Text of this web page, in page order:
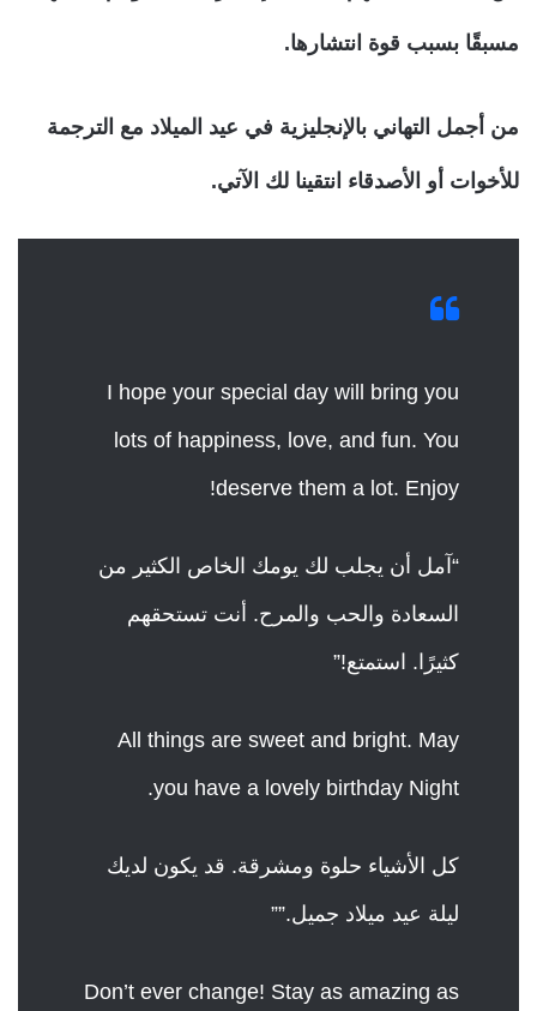
مسبقًا بسبب قوة انتشارها.
من أجمل التهاني بالإنجليزية في عيد الميلاد مع الترجمة
للأخوات أو الأصدقاء انتقينا لك الآتي.
I hope your special day will bring you
lots of happiness, love, and fun. You
deserve them a lot. Enjoy!
“آمل أن يجلب لك يومك الخاص الكثير من
السعادة والحب والمرح. أنت تستحقهم
كثيرًا. استمتع!”
All things are sweet and bright. May
you have a lovely birthday Night.
كل الأشياء حلوة ومشرقة. قد يكون لديك
ليلة عيد ميلاد جميل.””
Don’t ever change! Stay as amazing as